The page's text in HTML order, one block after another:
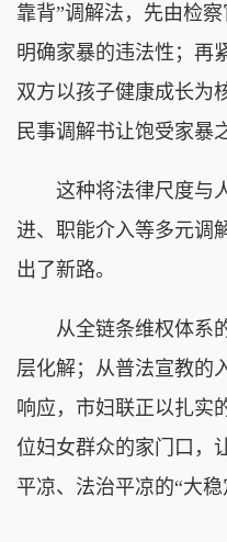
靠背”调解法，先由检
明确家暴的违法性；再
双方以孩子健康成长为
民事调解书让饱受家暴
这种将法律尺度与人
进、职能介入等多元调
出了新路。
从全链条维权体系的
层化解；从普法宣教的
响应，市妇联正以扎实
位妇女群众的家门口，
平凉、法治平凉的“大稳